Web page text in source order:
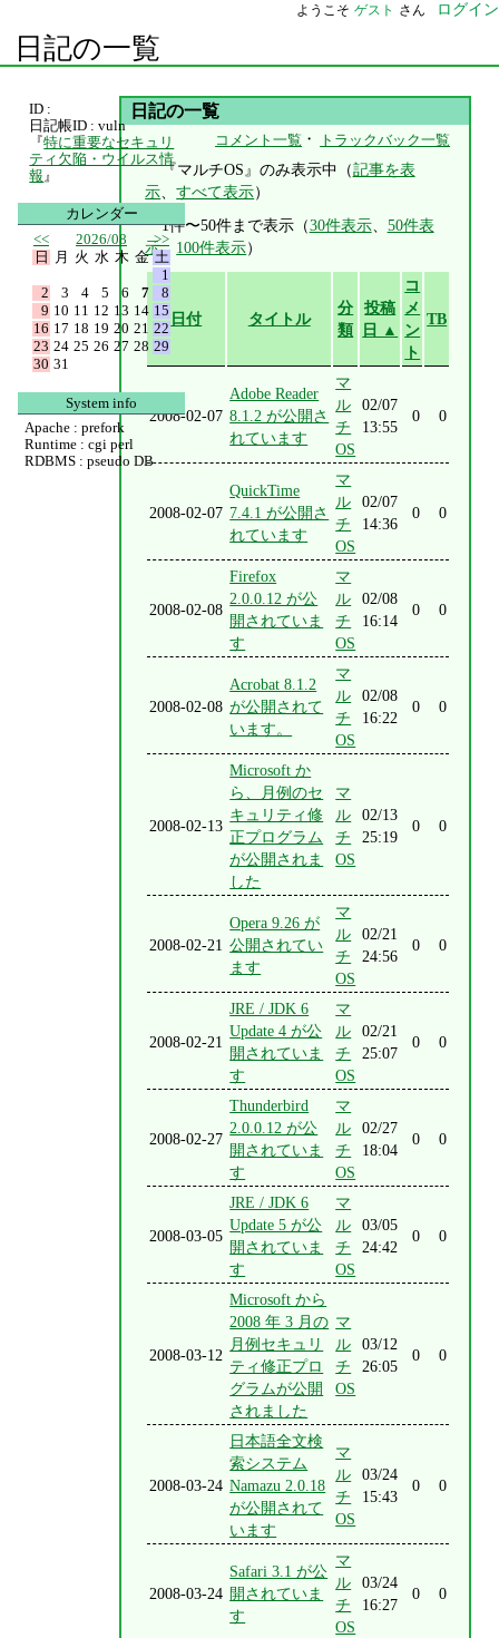
ようこそ ゲスト さん ログイン
日記の一覧
日記の一覧
コメント一覧 ・ トラックバック一覧
『マルチOS』のみ表示中（記事を表
示、すべて表示）
1件〜50件まで表示（30件表示、 50件表
示、 100件表示）
日付 タイトル
分
類
投稿
日 ▲
コ
メ
ン
ト
TB
2008-02-07
Adobe Reader
8.1.2 が公開さ
れています
マ
ル
チ
OS
02/07
13:55
0 0
2008-02-07
QuickTime
7.4.1 が公開さ
れています
マ
ル
チ
OS
02/07
14:36
0 0
2008-02-08
Firefox
2.0.0.12 が公
開されていま
す
マ
ル
チ
OS
02/08
16:14
0 0
2008-02-08
Acrobat 8.1.2
が公開されて
います。
マ
ル
チ
OS
02/08
16:22
0 0
2008-02-13
Microsoft か
ら、月例のセ
キュリティ修
正プログラム
が公開されま
した
マ
ル
チ
OS
02/13
25:19
0 0
2008-02-21
Opera 9.26 が
公開されてい
ます
マ
ル
チ
OS
02/21
24:56
0 0
2008-02-21
JRE / JDK 6
Update 4 が公
開されていま
す
マ
ル
チ
OS
02/21
25:07
0 0
2008-02-27
Thunderbird
2.0.0.12 が公
開されていま
す
マ
ル
チ
OS
02/27
18:04
0 0
2008-03-05
JRE / JDK 6
Update 5 が公
開されていま
す
マ
ル
チ
OS
03/05
24:42
0 0
2008-03-12
Microsoft から
2008 年 3 月の
月例セキュリ
ティ修正プロ
グラムが公開
されました
マ
ル
チ
OS
03/12
26:05
0 0
2008-03-24
日本語全文検
索システム
Namazu 2.0.18
が公開されて
います
マ
ル
チ
OS
03/24
15:43
0 0
2008-03-24
Safari 3.1 が公
開されていま
す
マ
ル
チ
OS
03/24
16:27
0 0
ID :
日記帳ID : vuln
『特に重要なセキュリ
ティ欠陥・ウイルス情
報 』
カレンダー
<<
2026/08
>>
日
月 火 水 木 金 土
1
2
3 4 5 6 7
8
9 10 11 12 13 14 15
16 17 18 19 20 21 22
23 24 25 26 27 28 29
30 31
System info
Apache : prefork
Runtime : cgi perl
RDBMS : pseudo DB